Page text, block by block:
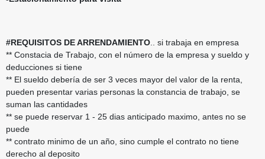
#REQUISITOS DE ARRENDAMIENTO .. si trabaja en empresa
** Constacia de Trabajo, con el número de la empresa y sueldo y
deducciones si tiene
** El sueldo debería de ser 3 veces mayor del valor de la renta,
pueden presentar varias personas la constancia de trabajo, se
suman las cantidades
** se puede reservar 1 - 25 dias anticipado maximo, antes no se
puede
** contrato minimo de un año, sino cumple el contrato no tiene
derecho al deposito